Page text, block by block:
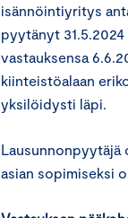
isännöintiyritys
pyytänyt
vastauksensa
kiinteistöalaan
yksilöidysti läpi.
asian sopimiseksi